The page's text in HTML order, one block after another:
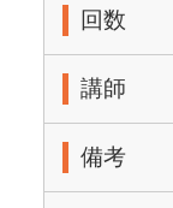
回数
講師
備考